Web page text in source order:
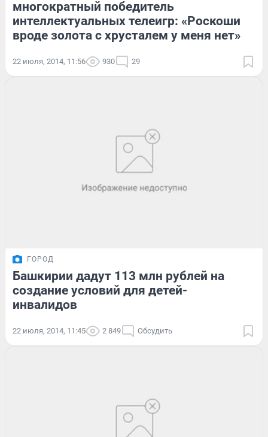
многократный победитель
интеллектуальных телеигр: «Роскоши
вроде золота с хрусталем у меня нет»
22 июля, 2014, 11:56 930 29
ГОРОД
Башкирии дадут 113 млн рублей на
создание условий для детей-
инвалидов
22 июля, 2014, 11:45 2 849 Обсудить